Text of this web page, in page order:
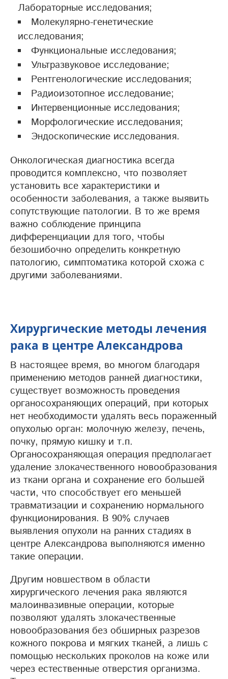
Лабораторные исследования;
Молекулярно-генетические
исследования;
Функциональные исследования;
Ультразвуковое исследование;
Рентгенологические исследования;
Радиоизотопное исследование;
Интервенционные исследования;
Морфологические исследования;
Эндоскопические исследования.
Онкологическая диагностика всегда
проводится комплексно, что позволяет
установить все характеристики и
особенности заболевания, а также выявить
сопутствующие патологии. В то же время
важно соблюдение принципа
дифференциации для того, чтобы
безошибочно определить конкретную
патологию, симптоматика которой схожа с
другими заболеваниями.
Хирургические методы лечения
рака в центре Александрова
В настоящее время, во многом благодаря
применению методов ранней диагностики,
существует возможность проведения
органосохраняющих операций, при которых
нет необходимости удалять весь пораженный
опухолью орган: молочную железу, печень,
почку, прямую кишку и т.п.
Органосохраняющая операция предполагает
удаление злокачественного новообразования
из ткани органа и сохранение его большей
части, что способствует его меньшей
травматизации и сохранению нормального
функционирования. В 90% случаев
выявления опухоли на ранних стадиях в
центре Александрова выполняются именно
такие операции.
Другим новшеством в области
хирургического лечения рака являются
малоинвазивные операции, которые
позволяют удалять злокачественные
новообразования без обширных разрезов
кожного покрова и мягких тканей, а лишь с
помощью нескольких проколов на коже или
через естественные отверстия организма.